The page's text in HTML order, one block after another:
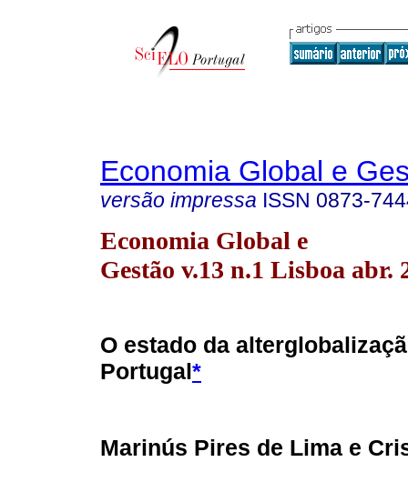
Economia Global e
versão impressa ISSN 0873-
Economia Global e
Gestão v.13 n.1 Lisboa abr.
O estado da
Portugal*
Marinús Pires de Lima e